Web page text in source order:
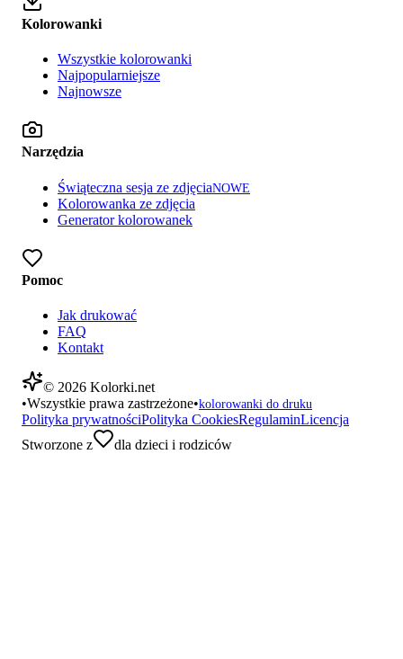
Kolorowanki
Wszystkie kolorowanki
Najpopularniejsze
Najnowsze
Narzędzia
Świąteczna sesja ze zdjęciaNOWE
Kolorowanka ze zdjęcia
Generator kolorowanek
Pomoc
Jak drukować
FAQ
Kontakt
© 2026 Kolorki.net
•Wszystkie prawa zastrzeżone•kolorowanki do druku
Polityka prywatnościPolityka CookiesRegulaminLicencja
Stworzone z
dla dzieci i rodziców